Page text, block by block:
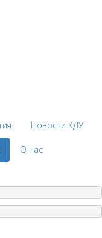
Новости КДУ
О нас